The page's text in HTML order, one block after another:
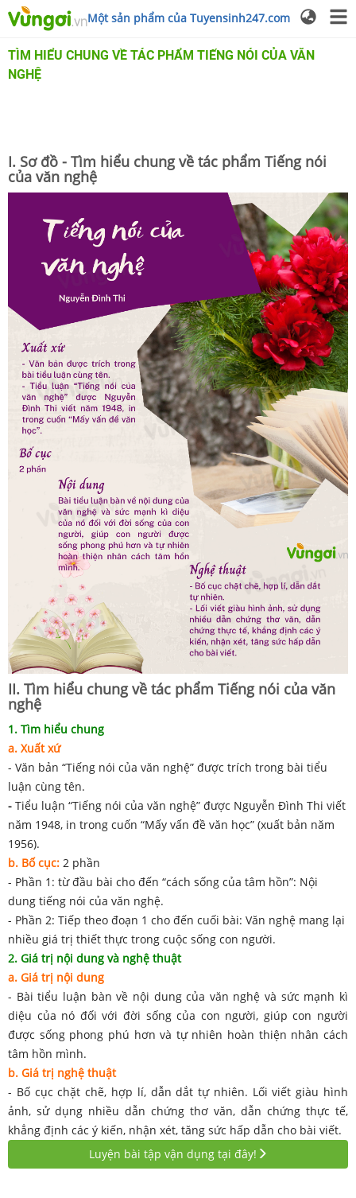
Một sản phẩm của Tuyensinh247.com
TÌM HIỂU CHUNG VỀ TÁC PHẨM TIẾNG NÓI CỦA VĂN
NGHỆ
I. Sơ đồ - Tìm hiểu chung về tác phẩm Tiếng nói
của văn nghệ
II. Tìm hiểu chung về tác phẩm Tiếng nói của văn
nghệ
1. Tìm hiểu chung
a. Xuất xứ
- Văn bản “Tiếng nói của văn nghệ” được trích trong bài tiểu
luận cùng tên.
- Tiểu luận “Tiếng nói của văn nghệ” được Nguyễn Đình Thi viết
năm 1948, in trong cuốn “Mấy vấn đề văn học” (xuất bản năm
1956).
b. Bố cục: 2 phần
- Phần 1: từ đầu bài cho đến “cách sống của tâm hồn”: Nội
dung tiếng nói của văn nghệ.
- Phần 2: Tiếp theo đoạn 1 cho đến cuối bài: Văn nghệ mang lại
nhiều giá trị thiết thực trong cuộc sống con người.
2. Giá trị nội dung và nghệ thuật
a. Giá trị nội dung
- Bài tiểu luận bàn về nội dung của văn nghệ và sức mạnh kì
diệu của nó đối với đời sống của con người, giúp con người
được sống phong phú hơn và tự nhiên hoàn thiện nhân cách
tâm hồn mình.
b. Giá trị nghệ thuật
- Bố cục chặt chẽ, hợp lí, dẫn dắt tự nhiên. Lối viết giàu hình
ảnh, sử dụng nhiều dẫn chứng thơ văn, dẫn chứng thực tế,
khẳng định các ý kiến, nhận xét, tăng sức hấp dẫn cho bài viết.
Luyện bài tập vận dụng tại đây!